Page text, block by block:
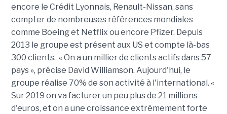
encore le Crédit Lyonnais, Renault-Nissan, sans
compter de nombreuses références mondiales
comme Boeing et Netflix ou encore Pfizer. Depuis
2013 le groupe est présent aux US et compte là-bas
300 clients. « On a un millier de clients actifs dans 57
pays », précise David Williamson. Aujourd'hui, le
groupe réalise 70% de son activité à l'international. «
Sur 2019 on va facturer un peu plus de 21 millions
d'euros, et on a une croissance extrêmement forte